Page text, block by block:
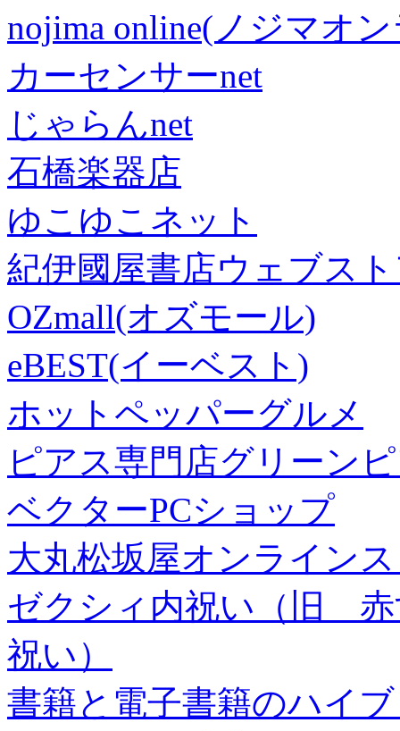
nojima online(ノジマオ
カーセンサーnet
じゃらんnet
石橋楽器店
ゆこゆこネット
紀伊國屋書店ウェブス
OZmall(オズモール)
eBEST(イーベスト)
ホットペッパーグルメ
ピアス専門店グリーン
ベクターPCショップ
大丸松坂屋オンライン
ゼクシィ内祝い（旧 赤
祝い）
書籍と電子書籍のハイ